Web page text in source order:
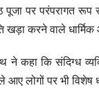
पूजा पर परंपरागत रूप
खड़ा करने वाले
ने कहा कि संदिग्ध
आए लोगों पर भी विशेष